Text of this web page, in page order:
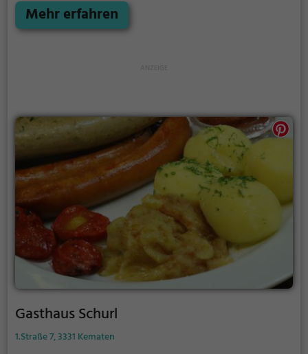
das freundliche Personal sorgen dafür, dass man sich
hier sofort wohl fühlt. Ob deftige Schmankerl oder
Genuss pur.
Mehr erfahren
Gasthaus Schurl
1.Straße 7, 3331 Kematen